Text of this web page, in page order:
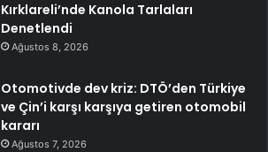
Kırklareli’nde Kanola Tarlaları
Denetlendi
Ağustos 8, 2026
Otomotivde dev kriz: DTÖ’den Türkiye
ve Çin’i karşı karşıya getiren otomobil
kararı
Ağustos 7, 2026